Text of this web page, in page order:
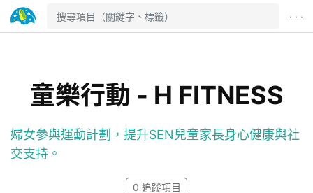
· · ·
童樂行動 - H FITNESS
婦女參與運動計劃，提升SEN兒童家長身心健康與社
交支持。
0 追蹤項目